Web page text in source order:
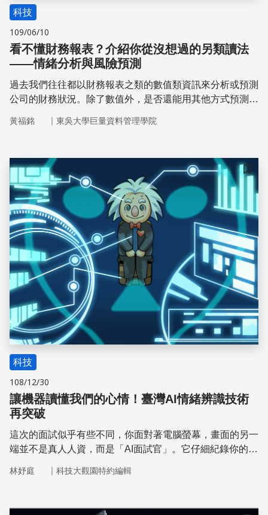
科技
109/06/10
看不懂財務報表？介紹你從沒想過的另類讀法
——情緒分析與風險預測
過去我們往往都以財務報表之類的數值類資訊來分析或預測
公司的財務狀況。除了數值外，是否還能用其他方式預測公
員王釧茹團隊透過情緒分析的方式來觀察「財務報告」上的
黃福銘 ｜ 東吳大學巨量資料管理學院
儲存
科技
108/12/30
讓機器讀懂我們的心情！臺灣AI情緒辨識技術
再突破
這次的面試似乎有些不同，你面對著電腦螢幕，畫面的另一
端並不是真人人資，而是「AI面試官」。它仔細紀錄你的一
的場景並非虛構，而是情緒辨識真實應用的結果。從面試、
大電機工程系副教授李祈均的團隊，發展出個人化的情緒辨
林妤庭 ｜ 科技大觀園特約編輯